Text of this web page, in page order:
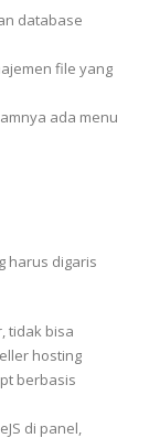
database
file yang
ada menu
harus digaris
tidak bisa
hosting
berbasis
di panel,